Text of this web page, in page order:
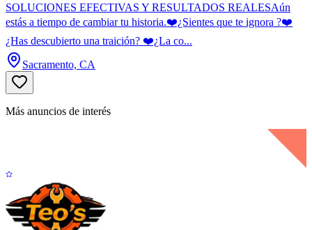
SOLUCIONES EFECTIVAS Y RESULTADOS REALESAún
estás a tiempo de cambiar tu historia.❤️¿Sientes que te ignora ?❤️
¿Has descubierto una traición? ❤️¿La co...
Sacramento, CA
Más anuncios de interés